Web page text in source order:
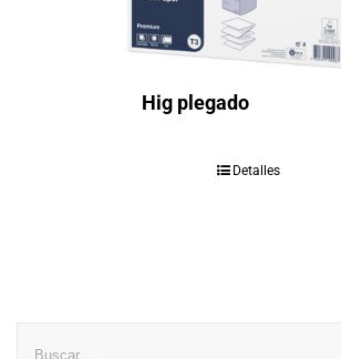
Hig plegado
Detalles